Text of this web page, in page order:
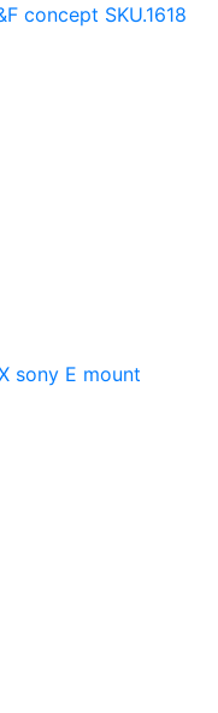
concept SKU.1618
sony E mount